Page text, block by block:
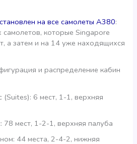
на все самолеты А380:
самолетов, которые Singapore
а затем и на 14 уже находящихся
и распределение кабин
(Suites): 6 мест, 1-1, верхняя
78 мест, 1-2-1, верхняя палуба
44 места, 2-4-2, нижняя